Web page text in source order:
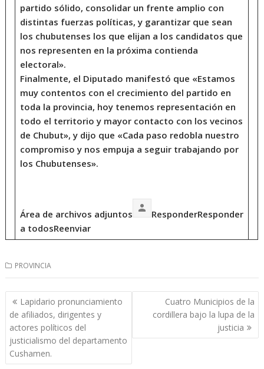
partido sólido, consolidar un frente amplio con
distintas fuerzas políticas, y garantizar que sean
los chubutenses los que elijan a los candidatos que
nos representen en la próxima contienda
electoral».
Finalmente, el Diputado manifestó que «Estamos
muy contentos con el crecimiento del partido en
toda la provincia, hoy tenemos representación en
todo el territorio y mayor contacto con los vecinos
de Chubut», y dijo que «Cada paso redobla nuestro
compromiso y nos empuja a seguir trabajando por
los Chubutenses».
Área de archivos adjuntos
ResponderResponder
a todosReenviar
PROVINCIA
Navegación
de
entradas
Lapidario pronunciamiento
de afiliados, dirigentes y
actores políticos del
justicialismo del departamento
Cushamen.
Cuatro Municipios de la
cordillera bajo la lupa de la
justicia